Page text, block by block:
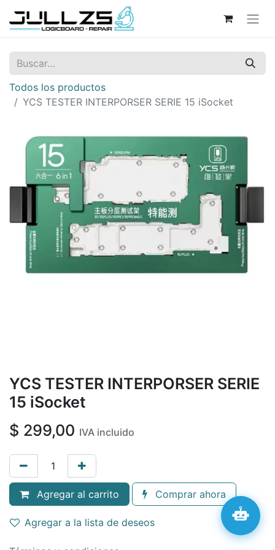
Todos los productos
YCS TESTER INTERPORSER SERIE 15 iSocket
YCS TESTER INTERPORSER SERIE
15 iSocket
$ 299,00 IVA incluido
Agregar al carrito Comprar ahora
Agregar a la lista de deseos